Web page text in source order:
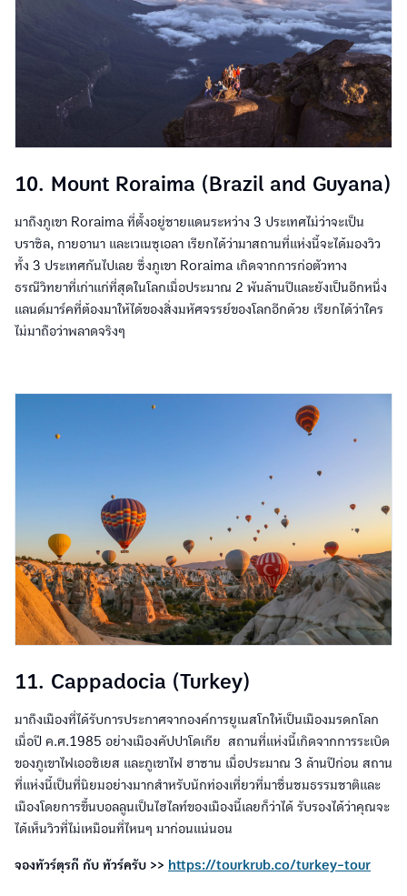
10. Mount Roraima (Brazil and Guyana)
มาถึงภูเขา Roraima ที่ตั้งอยู่ชายแดนระหว่าง 3 ประเทศไม่ว่าจะเป็น
บราซิล, กายอานา และเวเนซุเอลา เรียกได้ว่ามาสถานที่แห่งนี้จะได้มองวิว
ทั้ง 3 ประเทศกันไปเลย ซึ่งภูเขา Roraima เกิดจากการก่อตัวทาง
ธรณีวิทยาที่เก่าแก่ที่สุดในโลกเมื่อประมาณ 2 พันล้านปีและยังเป็นอีกหนึ่ง
แลนด์มาร์คที่ต้องมาให้ได้ของสิ่งมหัศจรรย์ของโลกอีกด้วย เรียกได้ว่าใคร
ไม่มาถือว่าพลาดจริงๆ
11. Cappadocia (Turkey)
มาถึงเมืองที่ได้รับการประกาศจากองค์การยูเนสโกให้เป็นเมืองมรดกโลก
เมื่อปี ค.ศ.1985 อย่างเมืองคัปปาโดเกีย สถานที่แห่งนี้เกิดจากการระเบิด
ของภูเขาไฟเออซิเยส และภูเขาไฟ ฮาซาน เมื่อประมาณ 3 ล้านปีก่อน สถาน
ที่แห่งนี้เป็นที่นิยมอย่างมากสำหรับนักท่องเที่ยวที่มาชื่นชมธรรมชาติและ
เมืองโดยการขึ้นบอลลูนเป็นไฮไลท์ของเมืองนี้เลยก็ว่าได้ รับรองได้ว่าคุณจะ
ได้เห็นวิวที่ไม่เหมือนที่ไหนๆ มาก่อนแน่นอน
จองทัวร์ตุรกี กับ ทัวร์ครับ >> https://tourkrub.co/turkey-tour